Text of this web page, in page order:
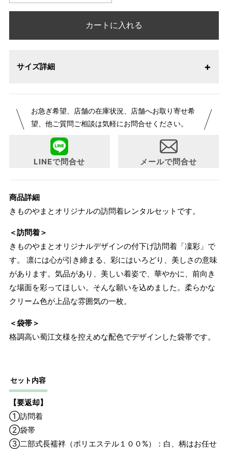
カートに入れる
サイズ詳細
お急ぎ希望、店舗の在庫状況、店舗へお取り寄せ希
望、他ご質問ご相談は気軽にお問合せください。
LINEで問合せ メールで問合せ
商品詳細
きものやまとオリジナルの訪問着レンタルセットです。
＜訪問着＞
きものやまとオリジナルデザインの付下げ訪問着「凜彩」で
す。 凛には心が引き締まる、彩にはいろどり、美しさの意味
があります。気品があり、美しい着姿で、華やかに、前向き
な場面を彩ってほしい。そんな願いを込めました。柔らかな
クリーム色が上品な雰囲気の一枚。
＜袋帯＞
格調高い蜀江文様を控えめな配色でデザインした袋帯です。
セット内容
【要返却】
①訪問着
②袋帯
③二部式長襦袢（ポリエステル１００%）：白、柄はお任せ